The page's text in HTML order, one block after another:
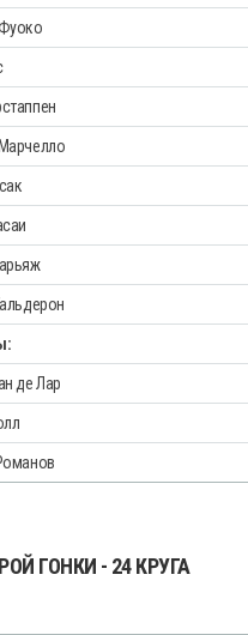
де Лар
ГОНКИ - 24 КРУГА